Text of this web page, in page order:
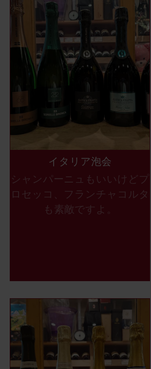
イタリア泡会
シャンパーニュもいいけどプ
ロセッコ、フランチャコルタ
も素敵ですよ。